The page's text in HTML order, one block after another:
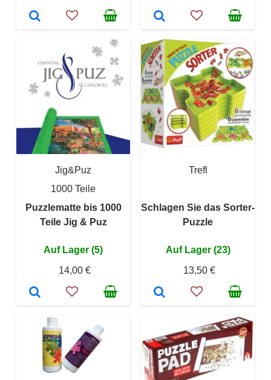
Jig&Puz
1000 Teile
Puzzlematte bis 1000
Teile Jig & Puz
Auf Lager (5)
14,00 €
Trefl
Schlagen Sie das Sorter-
Puzzle
Auf Lager (23)
13,50 €